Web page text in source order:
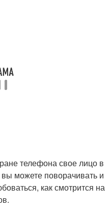
телефона свое лицо в
можете поворачивать и
как смотрится на